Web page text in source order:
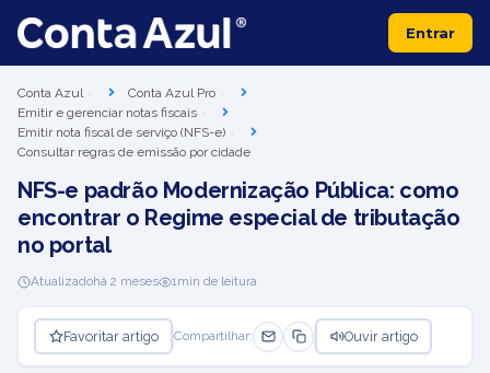
Entrar
Conta Azul
Conta Azul Pro
Emitir e gerenciar notas fiscais
Emitir nota fiscal de serviço (NFS-e)
Consultar regras de emissão por cidade
NFS-e padrão Modernização Pública: como
encontrar o Regime especial de tributação
no portal
Atualizadohá 2 meses 1min de leitura
Favoritar artigo Compartilhar: Ouvir artigo